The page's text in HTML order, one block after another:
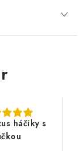
háčiky s